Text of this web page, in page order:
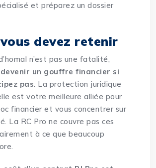
et préparez un dossier
devez retenir
n’est pas une fatalité,
un gouffre financier si
pas. La protection juridique
est votre meilleure alliée pour
financier et vous concentrer sur
La RC Pro ne couvre pas ces
à ce que beaucoup